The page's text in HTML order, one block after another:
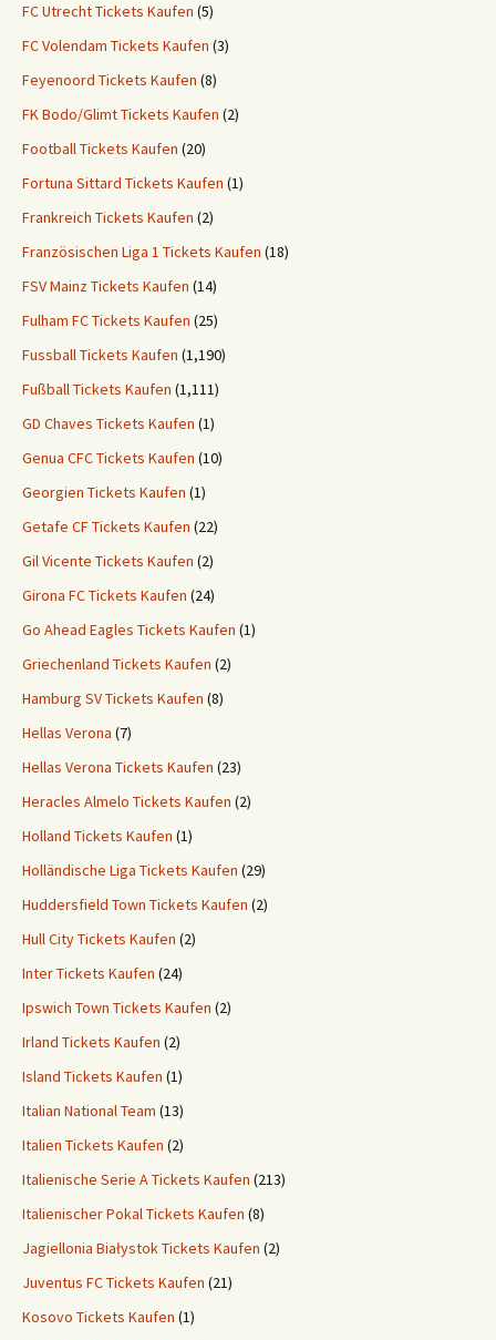
FC Utrecht Tickets Kaufen (5)
FC Volendam Tickets Kaufen (3)
Feyenoord Tickets Kaufen (8)
FK Bodo/Glimt Tickets Kaufen (2)
Football Tickets Kaufen (20)
Fortuna Sittard Tickets Kaufen (1)
Frankreich Tickets Kaufen (2)
Französischen Liga 1 Tickets Kaufen (18)
FSV Mainz Tickets Kaufen (14)
Fulham FC Tickets Kaufen (25)
Fussball Tickets Kaufen (1,190)
Fußball Tickets Kaufen (1,111)
GD Chaves Tickets Kaufen (1)
Genua CFC Tickets Kaufen (10)
Georgien Tickets Kaufen (1)
Getafe CF Tickets Kaufen (22)
Gil Vicente Tickets Kaufen (2)
Girona FC Tickets Kaufen (24)
Go Ahead Eagles Tickets Kaufen (1)
Griechenland Tickets Kaufen (2)
Hamburg SV Tickets Kaufen (8)
Hellas Verona (7)
Hellas Verona Tickets Kaufen (23)
Heracles Almelo Tickets Kaufen (2)
Holland Tickets Kaufen (1)
Holländische Liga Tickets Kaufen (29)
Huddersfield Town Tickets Kaufen (2)
Hull City Tickets Kaufen (2)
Inter Tickets Kaufen (24)
Ipswich Town Tickets Kaufen (2)
Irland Tickets Kaufen (2)
Island Tickets Kaufen (1)
Italian National Team (13)
Italien Tickets Kaufen (2)
Italienische Serie A Tickets Kaufen (213)
Italienischer Pokal Tickets Kaufen (8)
Jagiellonia Białystok Tickets Kaufen (2)
Juventus FC Tickets Kaufen (21)
Kosovo Tickets Kaufen (1)